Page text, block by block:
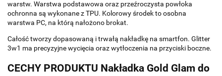
warstw. Warstwa podstawowa oraz przeźroczysta powłoka
ochronna są wykonane z TPU. Kolorowy środek to osobna
warstwa PC, na którą nałożono brokat.
Całość tworzy dopasowaną i trwałą nakładkę na smartfon. Glitter
3w1 ma precyzyjne wycięcia oraz wytłoczenia na przyciski boczne.
CECHY PRODUKTU Nakładka Gold Glam do